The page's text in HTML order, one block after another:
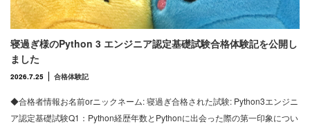
寝過ぎ様のPython 3 エンジニア認定基礎試験合格体験記を公開し
ました
2026.7.25 合格体験記
◆合格者情報お名前orニックネーム: 寝過ぎ合格された試験: Python3エンジニ
ア認定基礎試験Q1：Python経歴年数とPythonに出会った際の第一印象につい